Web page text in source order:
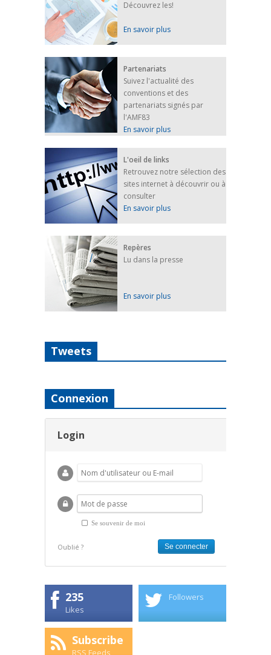
Découvrez les!
En savoir plus
Partenariats
Suivez l'actualité des
conventions et des
partenariats signés par
l'AMF83
En savoir plus
L'oeil de links
Retrouvez notre sélection des
sites internet à découvrir ou à
consulter
En savoir plus
Repères
Lu dans la presse
En savoir plus
Tweets
Connexion
Login
Se souvenir de moi
Oublié ?
235
Likes
Followers
Subscribe
RSS Feeds